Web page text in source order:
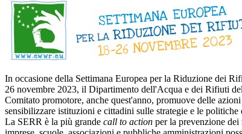
In occasione della Settimana Europea per la Riduzione dei
26 novembre 2023, il Dipartimento dell'Acqua e dei Rifiuti
Comitato promotore, anche quest'anno, promuove delle
sensibilizzare istituzioni e cittadini sulle strategie e le
La SERR è la più grande call to action per la prevenzione